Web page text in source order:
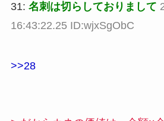
31: 名刺は切らしておりまして
16:43:22.25 ID:wjxSgObC
>>28